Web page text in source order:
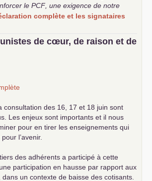
le PCF , une exigence de notre
complète et les signataires
de cœur, de raison et de
consultation des 16, 17 et 18 juin sont
Les enjeux sont importants et il nous
pour en tirer les enseignements qui
l’avenir.
des adhérents a participé à cette
participation en hausse par rapport aux
un contexte de baisse des cotisants.